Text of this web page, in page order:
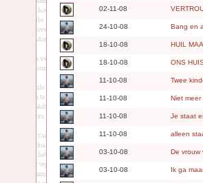
02-11-08
24-10-08 Bang en
18-10-08 HUIL
18-10-08 ONS
11-10-08 Twee
11-10-08 Niet meer
11-10-08 Je staat
11-10-08 alleen
03-10-08 De vrouw
03-10-08 Ik ga